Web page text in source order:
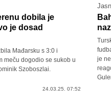
dobila je
je dosad
Mađarsku s 3:0 i
meču dogodio se sukob u
Szoboszlai.
24.03.25. 07:52
je